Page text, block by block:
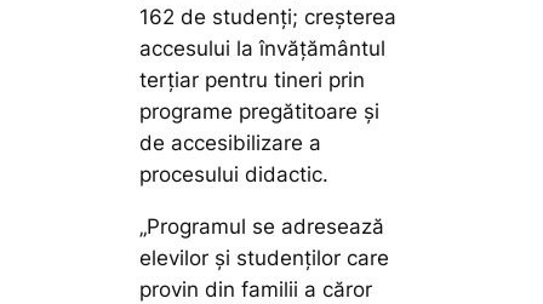
162 de studenți; creșterea
accesului la învățământul
terțiar pentru tineri prin
programe pregătitoare și
de accesibilizare a
procesului didactic.
„Programul se adresează
elevilor și studenților care
provin din familii a căror